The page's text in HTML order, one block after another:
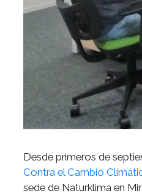
Desde primeros de
Contra el Cambio
sede de Naturklima en